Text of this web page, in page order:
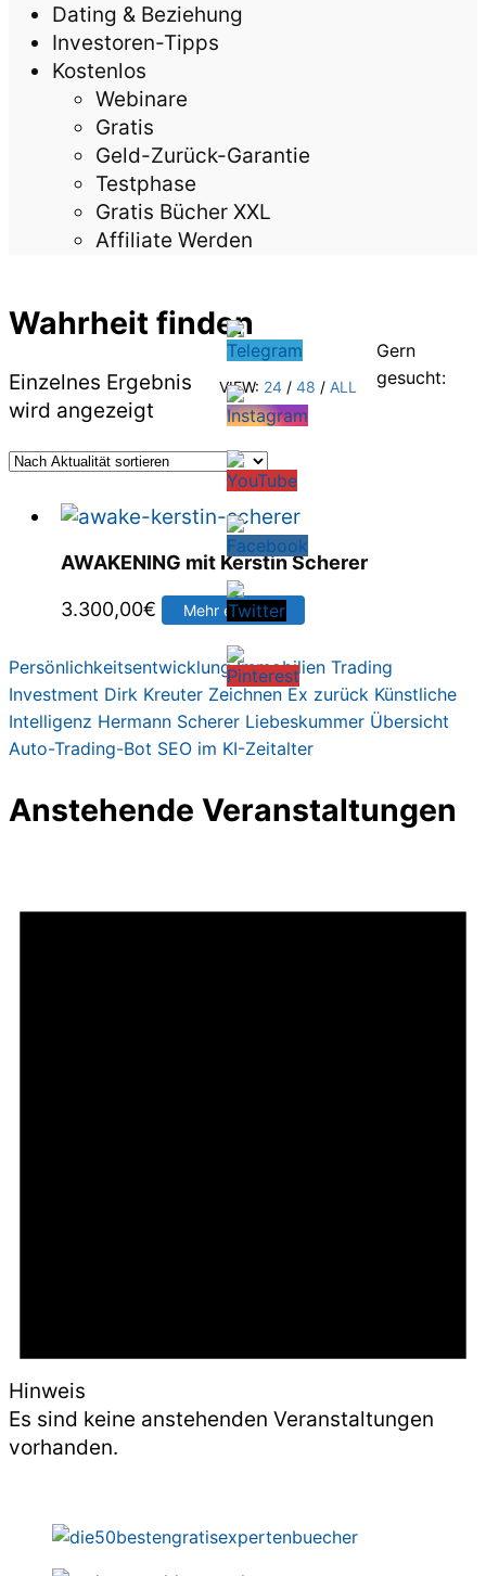
Dating & Beziehung
Investoren-Tipps
Kostenlos
Webinare
Gratis
Geld-Zurück-Garantie
Testphase
Gratis Bücher XXL
Affiliate Werden
Wahrheit finden
VIEW: 24 / 48 / ALL
Einzelnes Ergebnis
wird angezeigt
AWAKENING mit Kerstin Scherer
3.300,00€ Mehr erfahren
Gern
gesucht:
Persönlichkeitsentwicklung Immobilien Trading
Investment Dirk Kreuter Zeichnen Ex zurück Künstliche
Intelligenz Hermann Scherer Liebeskummer Übersicht
Auto-Trading-Bot SEO im KI-Zeitalter
Anstehende Veranstaltungen
Hinweis
Es sind keine anstehenden Veranstaltungen
vorhanden.